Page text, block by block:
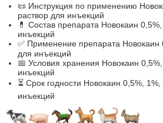
📜 Инструкция по применению
раствор для инъекций
💊 Состав препарата Новокаин
инъекций
✅ Применение препарата Новокаин
для инъекций
📅 Условия хранения Новокаин
инъекций
⏳ Срок годности Новокаин 0,5%,
инъекций